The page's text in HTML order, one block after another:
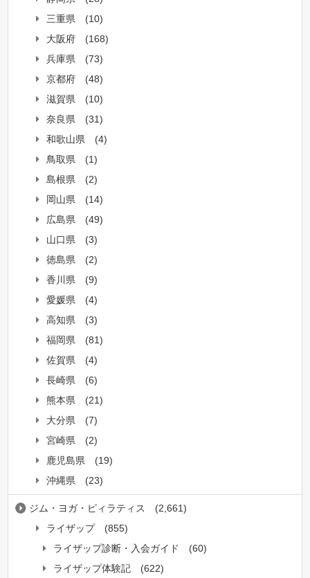
三重県
(10)
大阪府
(168)
兵庫県
(73)
京都府
(48)
滋賀県
(10)
奈良県
(31)
和歌山県
(4)
鳥取県
(1)
島根県
(2)
岡山県
(14)
広島県
(49)
山口県
(3)
徳島県
(2)
香川県
(9)
愛媛県
(4)
高知県
(3)
福岡県
(81)
佐賀県
(4)
長崎県
(6)
熊本県
(21)
大分県
(7)
宮崎県
(2)
鹿児島県
(19)
沖縄県
(23)
ジム・ヨガ・ピィラティス
(2,661)
ライザップ
(855)
ライザップ診断・入会ガイド
(60)
ライザップ体験記
(622)